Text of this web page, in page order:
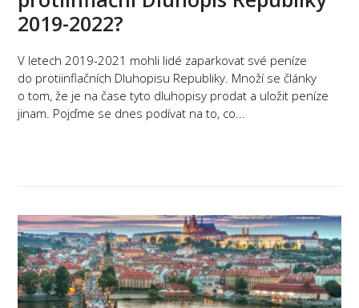
2019-2022?
V letech 2019-2021 mohli lidé zaparkovat své peníze
do protiinflačních Dluhopisu Republiky. Množí se články
o tom, že je na čase tyto dluhopisy prodat a uložit peníze
jinam. Pojďme se dnes podívat na to, co...